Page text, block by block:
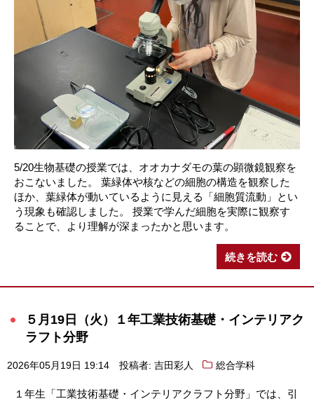
5/20生物基礎の授業では、オオカナダモの葉の顕微鏡観察を
おこないました。 葉緑体や核などの細胞の構造を観察した
ほか、葉緑体が動いているように見える「細胞質流動」とい
う現象も確認しました。 授業で学んだ細胞を実際に観察す
ることで、より理解が深まったかと思います。
続きを読む
５月19日（火）１年工業技術基礎・インテリアク
ラフト分野
2026年05月19日 19:14 投稿者: 吉田彩人 総合学科
１年生「工業技術基礎・インテリアクラフト分野」では、引